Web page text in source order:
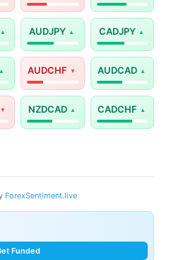
AUDJPY CADJPY
AUDCHF AUDCAD
NZDCAD CADCHF
ForexSentiment.live
Funded